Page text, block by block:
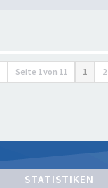
Seite 1von 11 1 2
STATISTIKEN